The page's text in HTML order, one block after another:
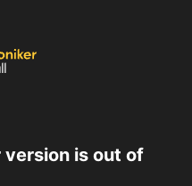
version is out of